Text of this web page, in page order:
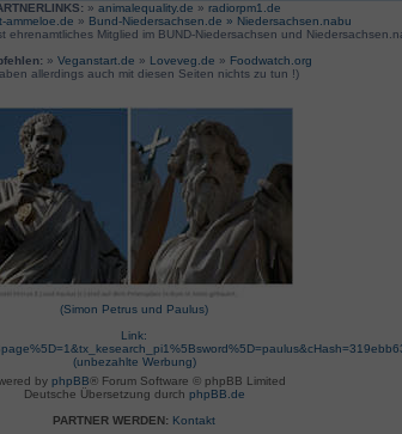
» animalequality.de » radiorpm1.de
ammeloe.de » Bund-Niedersachsen.de » Niedersachsen.nabu
ehrenamtliches Mitglied im BUND-Niedersachsen und
» Veganstart.de » Loveveg.de » Foodwatch.org
allerdings auch mit diesen Seiten nichts zu tun !)
(Simon Petrus und Paulus)
Link:
(unbezahlte Werbung)
by phpBB® Forum Software © phpBB Limited
Deutsche Übersetzung durch phpBB.de
PARTNER WERDEN: Kontakt